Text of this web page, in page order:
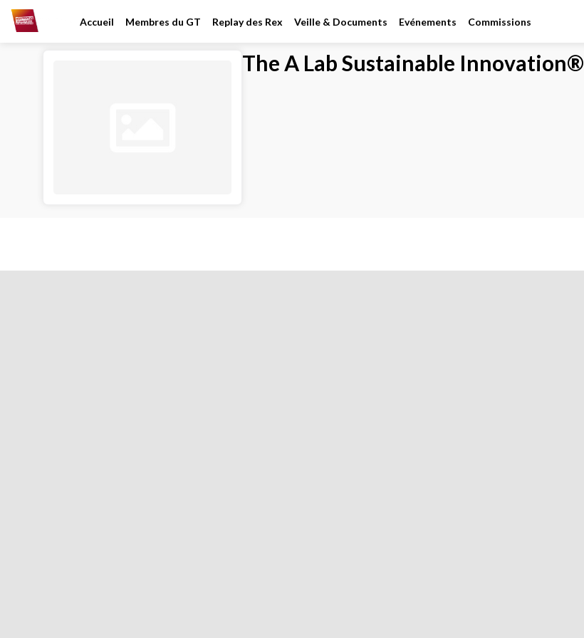
Accueil Membres du GT Replay des Rex Veille & Documents Evénements Commissions
The A Lab Sustainable Innovation®